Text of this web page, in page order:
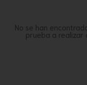
No se han
prueba a realizar